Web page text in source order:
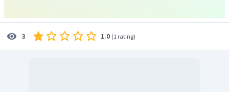
3 1.0 (1 rating)